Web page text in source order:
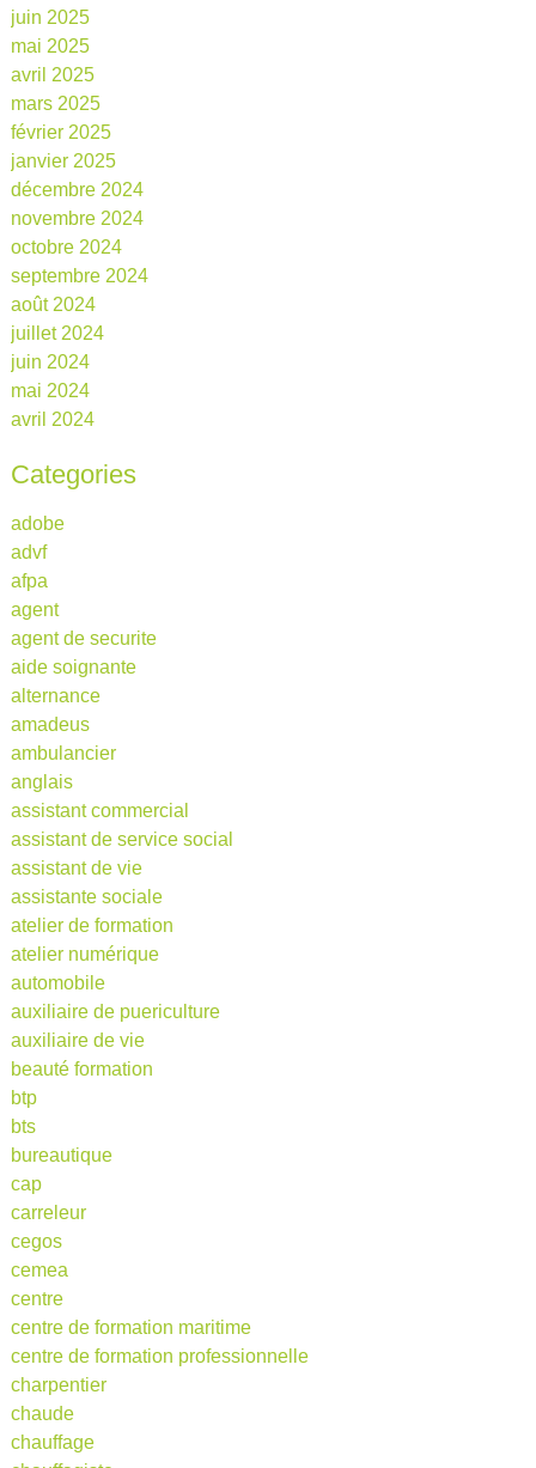
juin 2025
mai 2025
avril 2025
mars 2025
février 2025
janvier 2025
décembre 2024
novembre 2024
octobre 2024
septembre 2024
août 2024
juillet 2024
juin 2024
mai 2024
avril 2024
Categories
adobe
advf
afpa
agent
agent de securite
aide soignante
alternance
amadeus
ambulancier
anglais
assistant commercial
assistant de service social
assistant de vie
assistante sociale
atelier de formation
atelier numérique
automobile
auxiliaire de puericulture
auxiliaire de vie
beauté formation
btp
bts
bureautique
cap
carreleur
cegos
cemea
centre
centre de formation maritime
centre de formation professionnelle
charpentier
chaude
chauffage